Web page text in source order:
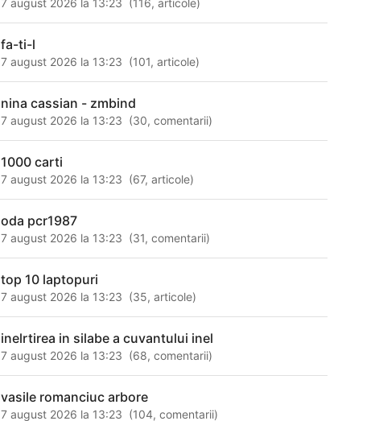
7 august 2026 la 13:23 (116,articole)
fa-ti-l
7 august 2026 la 13:23 (101,articole)
nina cassian - zmbind
7 august 2026 la 13:23 (30,comentarii)
1000 carti
7 august 2026 la 13:23 (67,articole)
oda pcr1987
7 august 2026 la 13:23 (31,comentarii)
top 10 laptopuri
7 august 2026 la 13:23 (35,articole)
inelrtirea in silabe a cuvantului inel
7 august 2026 la 13:23 (68,comentarii)
vasile romanciuc arbore
7 august 2026 la 13:23 (104,comentarii)